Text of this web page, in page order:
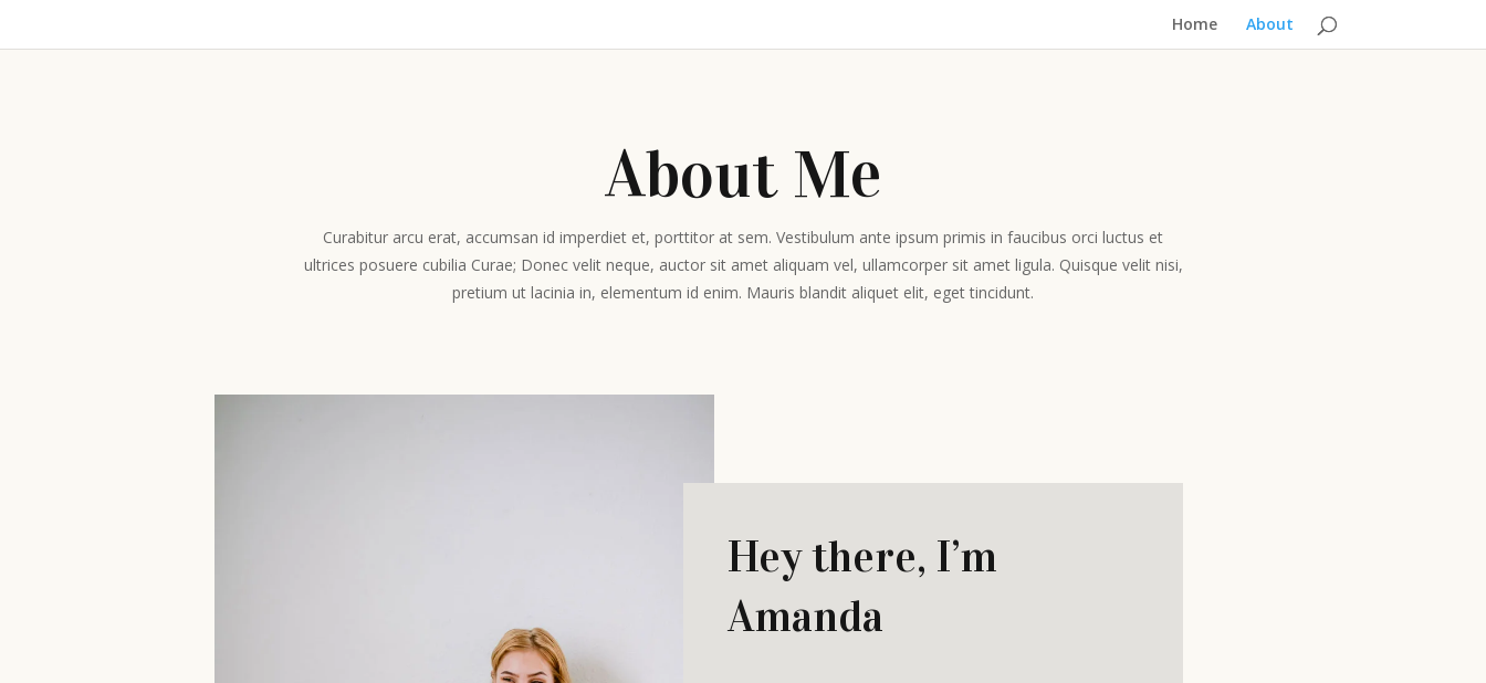
Home About
About Me
Curabitur arcu erat, accumsan id imperdiet et, porttitor at sem. Vestibulum ante ipsum primis in faucibus orci luctus et
ultrices posuere cubilia Curae; Donec velit neque, auctor sit amet aliquam vel, ullamcorper sit amet ligula. Quisque velit nisi,
pretium ut lacinia in, elementum id enim. Mauris blandit aliquet elit, eget tincidunt.
Hey there, I’m
Amanda